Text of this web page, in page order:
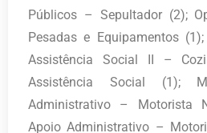
Públicos – Sepultador (2);
Pesadas e Equipamentos
Assistência Social II –
Assistência Social (1);
Administrativo – Motorista
Apoio Administrativo –